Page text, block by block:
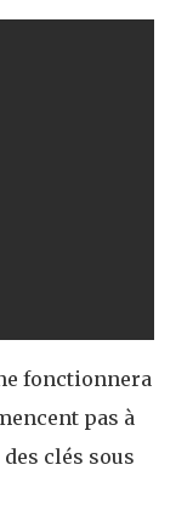
fonctionnera
pas à
clés sous